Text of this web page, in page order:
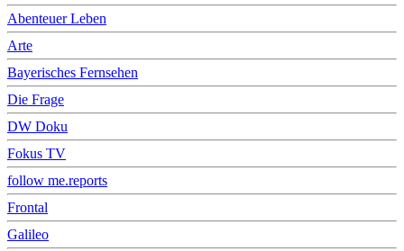
Abenteuer Leben
Arte
Bayerisches Fernsehen
Die Frage
DW Doku
Fokus TV
follow me.reports
Frontal
Galileo